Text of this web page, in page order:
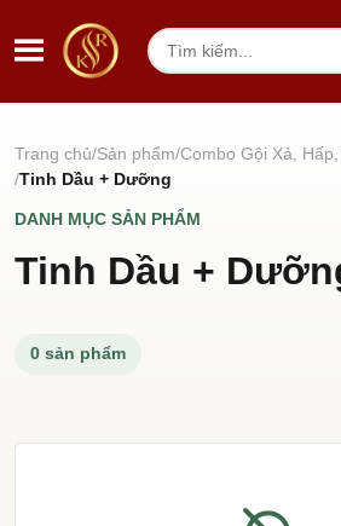
Tìm
Trang chủ Sản phẩm Combo Gội Xả,
Tinh Dầu + Dưỡng
DANH MỤC SẢN PHẨM
Tinh Dầu +
0 sản phẩm